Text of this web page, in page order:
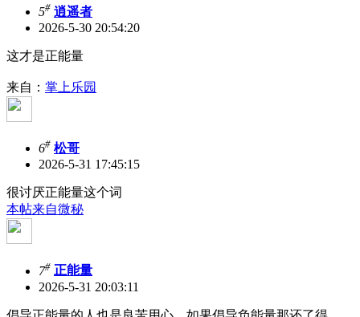
5# 逍遥者
2026-5-30 20:54:20
这才是正能量
来自： 掌上乐园
6# 松哥
2026-5-31 17:45:15
很讨厌正能量这个词
本帖来自微秘
7# 正能量
2026-5-31 20:03:11